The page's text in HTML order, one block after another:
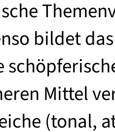
bildet
Mittel
(tonal,